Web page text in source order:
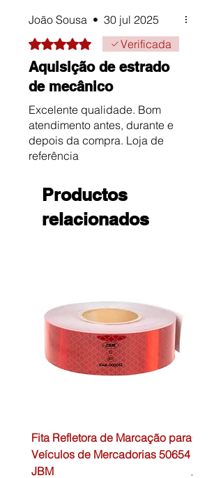
João Sousa • 30 jul 2025
Obtuvo 5 de 5 estrellas.Verificada
Aquisição de estrado
de mecânico
Excelente qualidade. Bom
atendimento antes, durante e
depois da compra. Loja de
referência
Productos
relacionados
Fita Refletora de Marcação para
Veículos de Mercadorias 50654
JBM
Precio
45,00 €